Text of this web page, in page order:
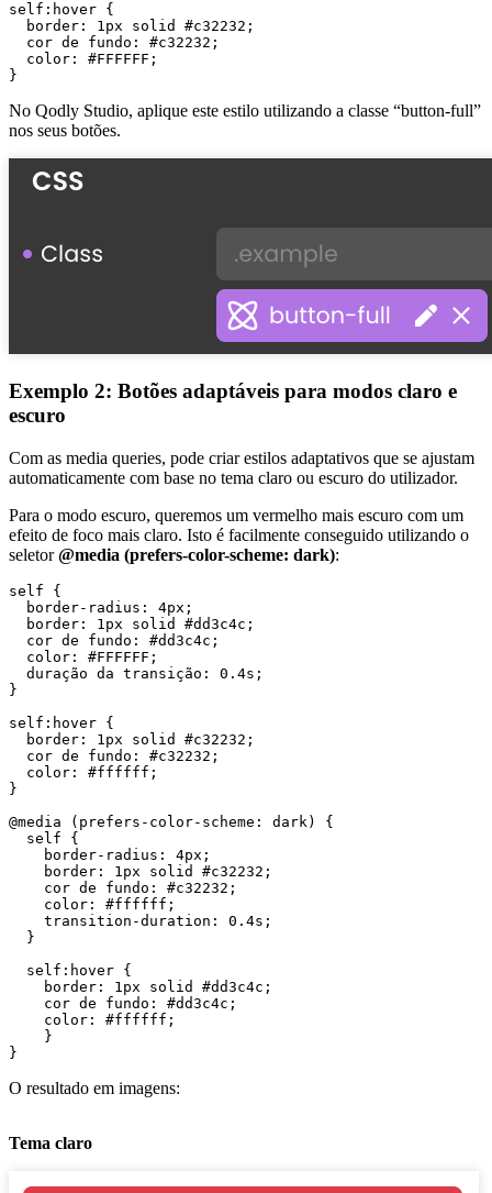
self:hover {
  border: 1px solid #c32232;
  cor de fundo: #c32232;
  color: #FFFFFF;
No Qodly Studio, aplique este estilo utilizando a classe “button-full”
nos seus botões.
Exemplo 2: Botões adaptáveis para modos claro e
escuro
Com as media queries, pode criar estilos adaptativos que se ajustam
automaticamente com base no tema claro ou escuro do utilizador.
Para o modo escuro, queremos um vermelho mais escuro com um
efeito de foco mais claro. Isto é facilmente conseguido utilizando o
seletor@media (prefers-color-scheme: dark):
self {
  border-radius: 4px;
  border: 1px solid #dd3c4c;
  cor de fundo: #dd3c4c;
  color: #FFFFFF;
  duração da transição: 0.4s;
}
self:hover {
  border: 1px solid #c32232;
  cor de fundo: #c32232;
  color: #ffffff;
}
@media (prefers-color-scheme: dark) {
  self {
    border-radius: 4px;
    border: 1px solid #c32232;
    cor de fundo: #c32232;
    color: #ffffff;
    transition-duration: 0.4s;
  }
  self:hover {
    border: 1px solid #dd3c4c;
    cor de fundo: #dd3c4c;
    color: #ffffff;
    }
O resultado em imagens:
Tema claro